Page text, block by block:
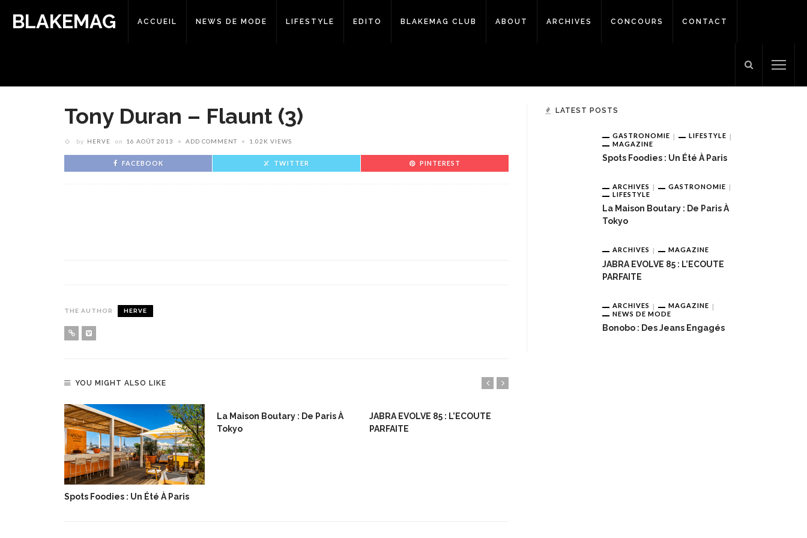
BLAKEMAG ACCUEIL NEWS DE MODE LIFESTYLE EDITO BLAKEMAG CLUB ABOUT ARCHIVES CONCOURS CONTACT
Tony Duran – Flaunt (3)
by HERVE on 16 AOÛT 2013 ADD COMMENT 1.02K VIEWS
FACEBOOK TWITTER PINTEREST
THE AUTHOR HERVE
YOU MIGHT ALSO LIKE
Spots Foodies : Un Été À Paris
La Maison Boutary : De Paris À
Tokyo
JABRA EVOLVE 85 : L’ECOUTE
PARFAITE
LATEST POSTS
GASTRONOMIE
LIFESTYLE
MAGAZINE
Spots Foodies : Un Été À Paris
ARCHIVES
GASTRONOMIE
LIFESTYLE
La Maison Boutary : De Paris À
Tokyo
ARCHIVES MAGAZINE
JABRA EVOLVE 85 : L’ECOUTE
PARFAITE
ARCHIVES
MAGAZINE
NEWS DE MODE
Bonobo : Des Jeans Engagés